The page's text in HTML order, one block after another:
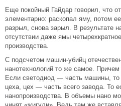
Еще покойный Гайдар говорил, что
элементарно: раскопал яму, потом
разрыл, снова зарыл. В результате
отсутствии даже ямы
производства.
С подсчетом машин-убийц
нанотехнологий то же самое.
Если светодиод — часть машины,
цеха, цех — часть всего завода. То
нанопроизводства. В объемы нано